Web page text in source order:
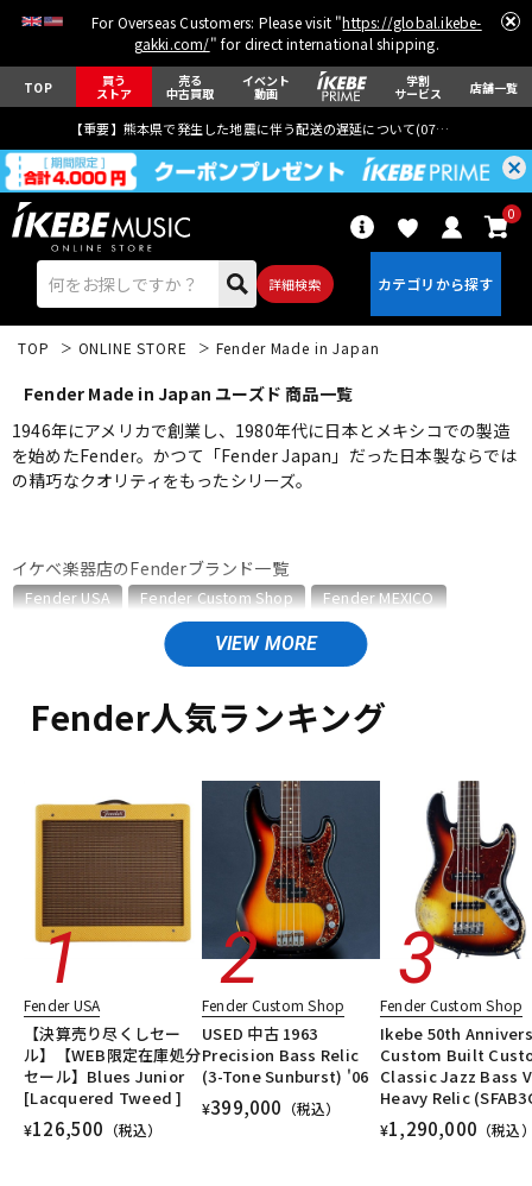
For Overseas Customers: Please visit "https://global.ikebe-
gakki.com/" for direct international shipping.
TOP 買う
ストア
売る
中古買取
イベント
動画
学割
サービス 店舗一覧
【重要】熊本県で発生した地震に伴う配送の遅延について(07月29日
詳細検索
0
エレキギター
ベース
パーカッション
キーボード 電子ピアノ
管楽器
アンプ エフェクター
DTM オンライン納品 レコーディング機器
TOP ONLINE STORE Fender Made in Japan
Fender Made in Japan ユーズド 商品一覧
1946年にアメリカで創業し、1980年代に日本とメキシコでの製造
を始めたFender。かつて「Fender Japan」だった日本製ならでは
の精巧なクオリティをもったシリーズ。
イケベ楽器店のFenderブランド一覧
Fender USA Fender Custom Shop
Fender MEXICO
Fender Made in Japan
Fender Standard Series
Fender Japan
Fender Made in Japanのカテゴリ
エレキギター/#Traditional Stratocaster
エレキギター/#Traditional Mustang
エレキギター/#Traditional Jazzmaster
エレキギター/#Traditional Jaguar
エレキギター/#Hybrid II Telecaster
エレキギター/#Hybrid II Stratocaster
エレキギター/#Hybrid II Jazzmaster
エレキギター/#Heritage Telecaster
エレキギター/#Heritage Stratocaster
ベース
ベース/#Traditional Precision Bass
ベース/#Traditional Jazz Bass
ベース/#Heritage Precision Bass
ベース/#Heritage Jazz Bass
ユーズド ヴィンテージ ALL
Fender人気ランキング
Fender USA
【決算売り尽くしセー
ル】【WEB限定在庫処分
セール】Blues Junior
[Lacquered Tweed ]
¥126,500 （税込）
Fender Custom Shop
USED 中古 1963
Precision Bass Relic
(3-Tone Sunburst) '06
¥399,000 （税込）
Fender Custom Shop
Ikebe 50th
Custom Built
Classic Jazz Bass V
Heavy Relic
¥1,290,000 （税込